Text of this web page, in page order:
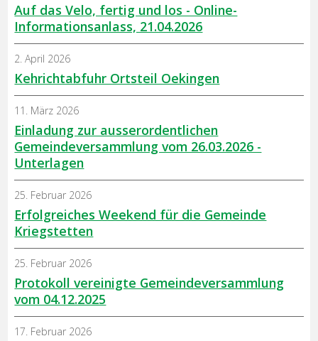
Auf das Velo, fertig und los - Online-
Informationsanlass, 21.04.2026
Kehrichtabfuhr Ortsteil Oekingen
2. April 2026
Einladung zur ausserordentlichen
Gemeindeversammlung vom 26.03.2026 -
Unterlagen
11. März 2026
Erfolgreiches Weekend für die Gemeinde
Kriegstetten
25. Februar 2026
Protokoll vereinigte Gemeindeversammlung
vom 04.12.2025
25. Februar 2026
17. Februar 2026